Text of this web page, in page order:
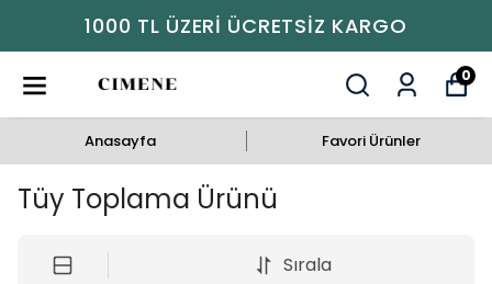
1000 TL ÜZERI ÜCRETSIZ KARGO
0
Anasayfa Favori Ürünler
Tüy Toplama Ürünü
Sırala